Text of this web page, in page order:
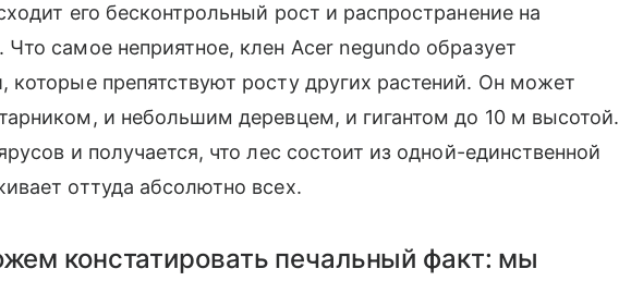
его бесконтрольный рост и распространение на
самое неприятное, клен Acer negundo образует
которые препятствуют росту других растений. Он может
и небольшим деревцем, и гигантом до 10 м высотой.
и получается, что лес состоит из одной-единственной
оттуда абсолютно всех.
констатировать печальный факт: мы